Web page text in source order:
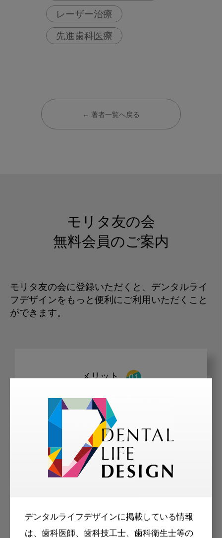
デンタルライフデザインに掲載している情報
は、歯科医師、歯科技工士、歯科衛生士等の
レーザー治療
先進歯科医療
← 著者一覧へ戻る
モリタ友の会
無料会員のご案内
モリタ友の会に登録いただくと、デンタルライ
フデザインをもっと便利にご利用いただくこと
ができます。
メリット
会員限定の記事を